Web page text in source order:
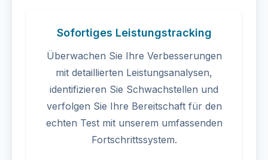
Sofortiges Leistungstracking
Überwachen Sie Ihre Verbesserungen
mit detaillierten Leistungsanalysen,
identifizieren Sie Schwachstellen und
verfolgen Sie Ihre Bereitschaft für den
echten Test mit unserem umfassenden
Fortschrittssystem.